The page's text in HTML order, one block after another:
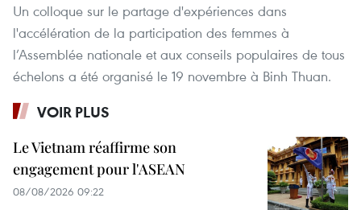
Un colloque sur le partage d'expériences dans
l'accélération de la participation des femmes à
l’Assemblée nationale et aux conseils populaires de tous
échelons a été organisé le 19 novembre à Binh Thuan.
VOIR PLUS
Le Vietnam réaffirme son
engagement pour l'ASEAN
08/08/2026 09:22